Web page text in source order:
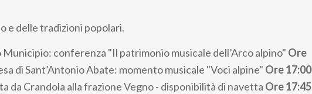
e delle tradizioni popolari.
conferenza "Il patrimonio musicale dell’Arco alpino" Ore
di Sant’Antonio Abate: momento musicale "Voci alpine" Ore 17:00
da Crandola alla frazione Vegno - disponibilità di navetta Ore 17:45